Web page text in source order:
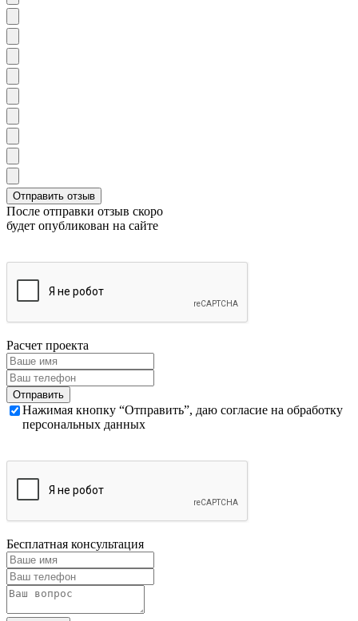
После отправки отзыв скоро
будет опубликован на сайте
Расчет проекта
Нажимая кнопку “Отправить”, даю согласие на обработку
персональных данных
Бесплатная консультация